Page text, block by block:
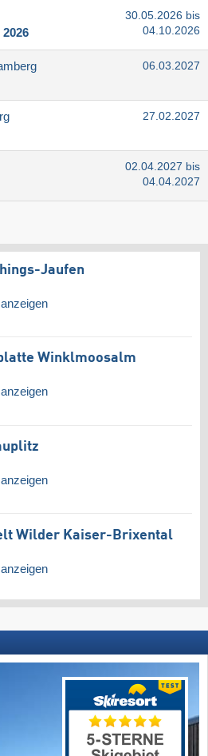
30.05.2026 bis
04.10.2026
06.03.2027
27.02.2027
02.04.2027 bis
04.04.2027
Jaufen
Winklmoosalm
Wilder Kaiser-Brixental